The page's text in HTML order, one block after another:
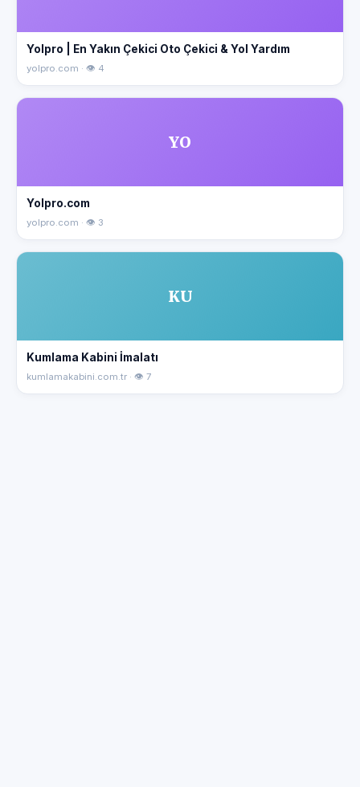
Yolpro | En Yakın Çekici Oto Çekici & Yol Yardım
yolpro.com · 👁 4
YO
Yolpro.com
yolpro.com · 👁 3
KU
Kumlama Kabini İmalatı
kumlamakabini.com.tr · 👁 7